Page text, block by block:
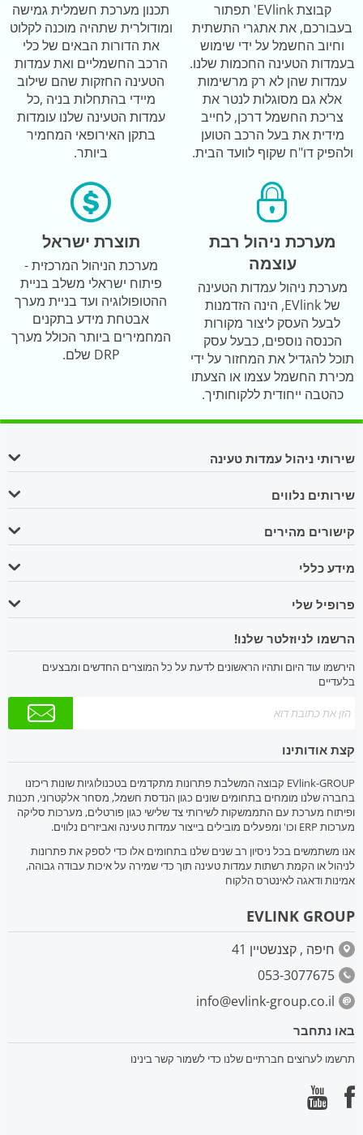
קבוצת EVlink' תפתור
בעבורכם, את אתגרי התשתית
וחיוב החשמל על ידי שימוש
בעמדות הטעינה החכמות שלנו.
עמדות שהן לא רק מרשימות
אלא גם מסוגלות לנטר את
צריכת החשמל דרכן, לחייב
מידית את בעל הרכב הטוען
ולהפיק דו"ח שקוף לוועד הבית.
תכנון מערכת חשמלית גמישה
ומודולרית שתהיה מוכנה לקלוט
את הדורות הבאים של כלי
הרכב החשמליים ואת עמדות
הטעינה החזקות שהם שילוב
מיידי בהתחלות בניה ,כל
עמדות הטעינה שלנו עומדות
בתקן האירופאי המחמיר
ביותר.
מערכת ניהול רבת
עוצמה
מערכת ניהול עמדות הטעינה
של EVlink, הינה הזדמנות
לבעל העסק ליצור מקורות
הכנסה נוספים, כבעל עסק
תוכל להגדיל את המחזור על ידי
מכירת החשמל עצמו או הצעתו
כהטבה ייחודית ללקוחותיך.
תוצרת ישראל
מערכת הניהול המרכזית -
פיתוח ישראלי משלב בניית
ההטופולוגיה ועד בניית מערך
אבטחת מידע בתקנים
המחמירים ביותר הכולל מערך
DRP שלם.
שירותי ניהול עמדות טעינה
שירותים נלווים
קישורים מהירים
מידע כללי
פרופיל שלי
הרשמו לניוזלטר שלנו!
הירשמו עוד היום ותהיו הראשונים לדעת על כל המוצרים החדשים ומבצעים
בלעדיים
קצת אודותינו
EVlink-GROUP קבוצה המשלבת פתרונות מתקדמים בטכנולוגיות שונות ריכזנו
בחברה שלנו מומחים בתחומים שונים כגון הנדסת חשמל, מסחר אלקטרוני, תכנות
ופיתוח מערכת עם התממשקות לשירותי צד שלישי כגון פורטלים, מערכות סליקה
מערכות ERP וכו' ומפעלים מובילים בייצור עמדות טעינה ואביזרים נלווים.
אנו משתמשים בכל ניסיון רב שנים שלנו בתחומים אלו כדי לספק את פתרונות
לניהול או הקמת רשתות עמדות טעינה תוך כדי שמירה על איכות עבודה גבוהה,
אמינות ודאגה לאינטרס הלקוח
EVLINK GROUP
חיפה , קצנשטיין 41
053-3077675
info@evlink-group.co.il
באו נתחבר
תרשמו לערוצים חברתיים שלנו כדי לשמור קשר בינינו